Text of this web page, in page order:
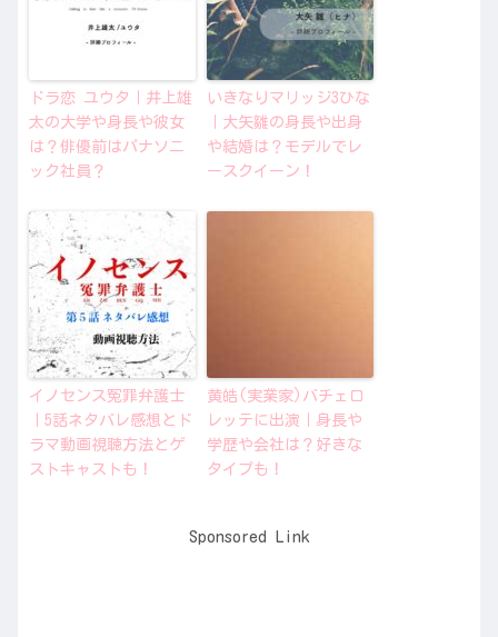
ドラ恋 ユウタ｜井上雄
太の大学や身長や彼女
は？俳優前はパナソニ
ック社員？
いきなりマリッジ3ひな
｜大矢雛の身長や出身
や結婚は？モデルでレ
ースクイーン！
イノセンス冤罪弁護士
｜5話ネタバレ感想とド
ラマ動画視聴方法とゲ
ストキャストも！
黄皓(実業家)バチェロ
レッテに出演｜身長や
学歴や会社は？好きな
タイプも！
Sponsored Link